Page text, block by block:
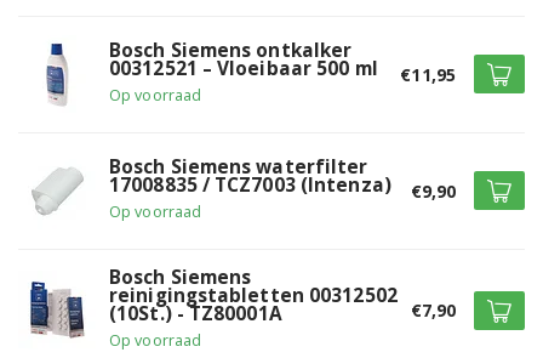
Siemens TE502506DE/08
Siemens TE502506DE/10
Siemens TE503209RW/01
Siemens TE503209RW/04
Siemens TE503209RW/05
Bosch Siemens ontkalker
00312521 – Vloeibaar 500 ml
Op voorraad
€11,95
Bosch Siemens waterfilter
17008835 / TCZ7003 (Intenza)
Op voorraad
€9,90
Bosch Siemens
reinigingstabletten 00312502
(10St.) - TZ80001A
Op voorraad
€7,90